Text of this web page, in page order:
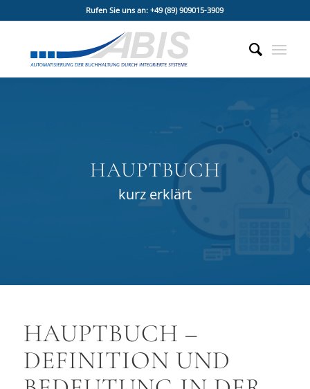
Rufen Sie uns an: +49 (89) 909015-3909
HAUPTBUCH
kurz erklärt
HAUPTBUCH –
DEFINITION UND